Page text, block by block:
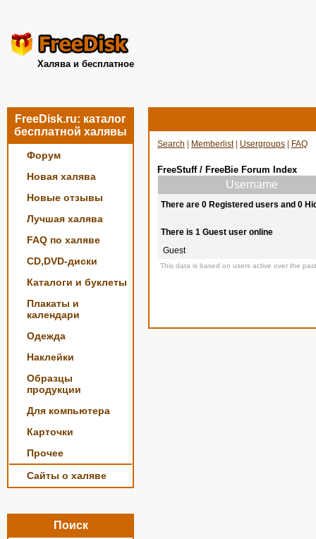
Халява и бесплатное
FreeDisk.ru: каталог
бесплатной халявы
Форум
Новая халява
Новые отзывы
Лучшая халява
FAQ по халяве
CD,DVD-диски
Каталоги и буклеты
Плакаты и
календари
Одежда
Наклейки
Образцы
продукции
Для компьютера
Карточки
Прочее
Сайты о халяве
Поиск
Search Memberlist| Usergroups FAQ
FreeStuff / FreeBie Forum Index
Username
There are 0 Registered users and 0
There is 1 Guest user online
Guest
This data is based on users active over the